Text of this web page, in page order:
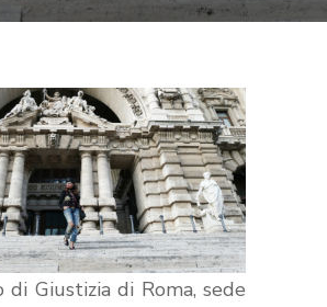
di Giustizia di Roma, sede